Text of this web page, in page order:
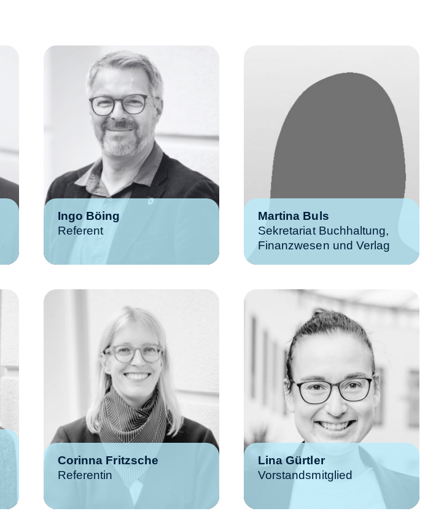
Ingo Böing
Referent
Martina Buls
Sekretariat Buchhaltung,
Finanzwesen und Verlag
Corinna Fritzsche
Referentin
Lina Gürtler
Vorstandsmitglied